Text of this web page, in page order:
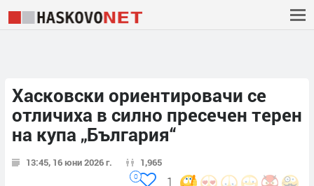
Хасковски ориентировачи се
отличиха в силно пресечен терен
на купа „България“
13:45, 16 юни 2026 г. 1,965
1
0